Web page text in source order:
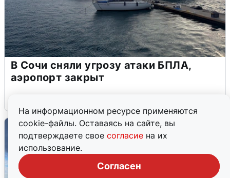
На информационном ресурсе применяются
cookie-файлы. Оставаясь на сайте, вы
подтверждаете свое согласие на их
использование.
Согласен
В Сочи сняли угрозу атаки БПЛА,
аэропорт закрыт